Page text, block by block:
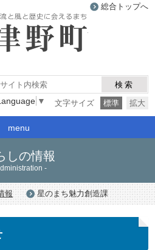
総合トップへ
検索
文字サイズ
標準 拡大
▼
menu
しの情報
-
報 星のまち魅力創造課